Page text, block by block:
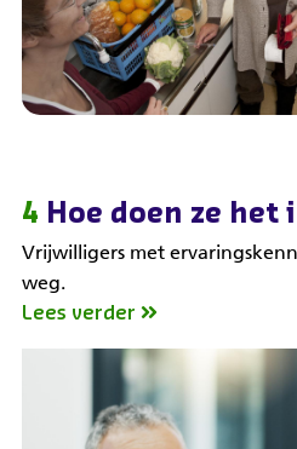
4 Hoe doen ze het
Vrijwilligers met
weg.
Lees verder